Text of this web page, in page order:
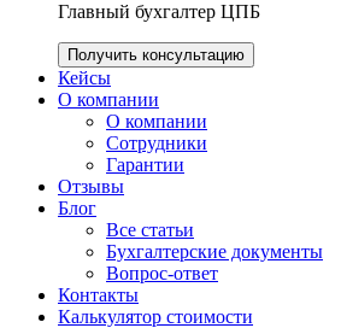
Главный бухгалтер ЦПБ
Получить консультацию
Кейсы
О компании
О компании
Сотрудники
Гарантии
Отзывы
Блог
Все статьи
Бухгалтерские документы
Вопрос-ответ
Контакты
Калькулятор стоимости